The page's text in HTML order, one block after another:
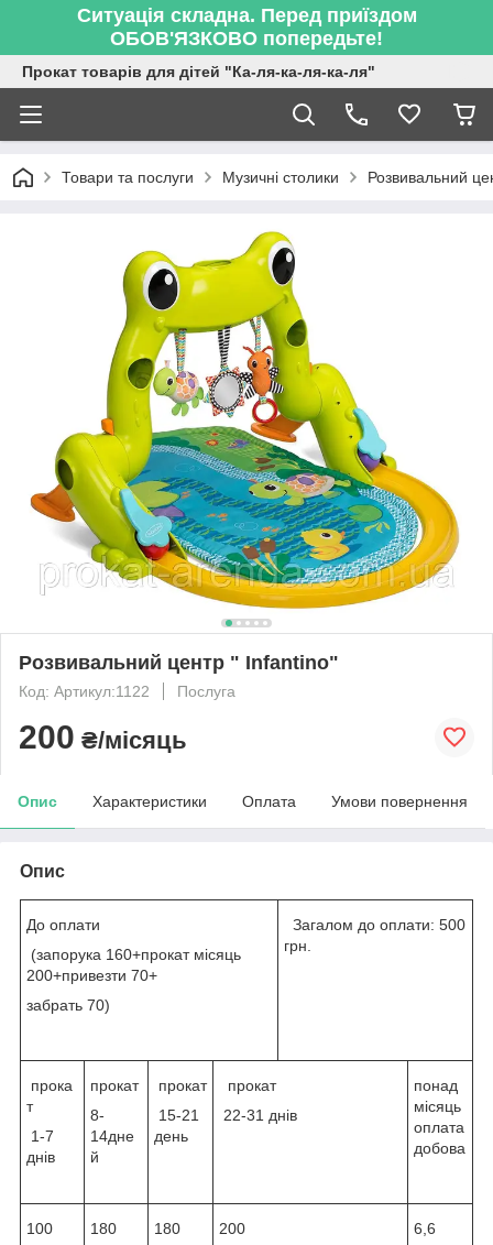
Ситуація складна. Перед приїздом
ОБОВ'ЯЗКОВО попередьте!
Прокат товарів для дітей "Ка-ля-ка-ля-ка-ля"
Товари та послуги Музичні столики Розвивальний
Розвивальний центр " Infantino"
Код: Артикул:1122 Послуга
200 ₴/місяць
Опис Характеристики Оплата Умови повернення
Опис
До оплати
(запорука 160+прокат місяць
200+привезти 70+
забрать 70)
Загалом до оплати: 500
грн.
прока
т
1-7
днів
прокат
8-
14дне
й
прокат
15-21
день
прокат
22-31 днів
понад
місяць
оплата
добова
100 180 180 200 6,6